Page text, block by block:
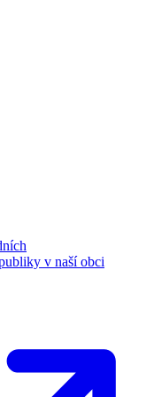
v naší obci